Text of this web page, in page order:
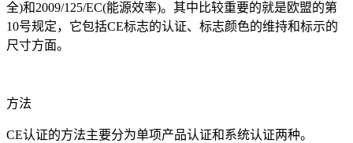
全)和2009/125/EC(能源效率)。其中比较重要的就是欧盟的第
10号规定，它包括CE标志的认证、标志颜色的维持和标示的
尺寸方面。
方法
CE认证的方法主要分为单项产品认证和系统认证两种。